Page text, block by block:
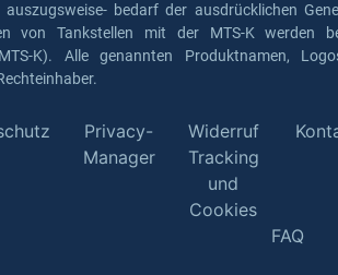
bedarf der ausdrücklichen
von Tankstellen mit der MTS-K werden
K). Alle genannten Produktnamen,
Privacy-
Manager
Widerruf
Tracking
und
Cookies
FAQ